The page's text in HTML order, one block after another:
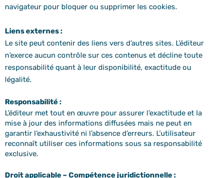
navigateur pour bloquer ou supprimer les cookies.
Liens externes :
Le site peut contenir des liens vers d’autres sites. L’éditeur
n’exerce aucun contrôle sur ces contenus et décline toute
responsabilité quant à leur disponibilité, exactitude ou
légalité.
Responsabilité :
L’éditeur met tout en œuvre pour assurer l’exactitude et la
mise à jour des informations diffusées mais ne peut en
garantir l’exhaustivité ni l’absence d’erreurs. L’utilisateur
reconnaît utiliser ces informations sous sa responsabilité
exclusive.
Droit applicable – Compétence juridictionnelle :